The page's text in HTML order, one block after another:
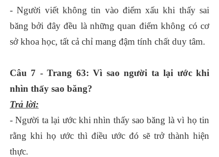
- Người viết không tin vào điểm xấu khi thấy sai
băng bởi đây đều là những quan điểm không có cơ
sở khoa học, tất cả chỉ mang đậm tính chất duy tâm.
Câu 7 - Trang 63: Vì sao người ta lại ước khi
nhìn thấy sao băng?
Trả lời:
- Người ta lại ước khi nhìn thấy sao băng là vì họ tin
rằng khi họ ước thì điều ước đó sẽ trở thành hiện
thực.